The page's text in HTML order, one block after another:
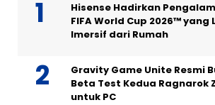
Hisense Hadirkan
FIFA World Cup 2026™ yang
Imersif dari Rumah
Gravity Game Unite Resmi
Beta Test Kedua Ragnarok
untuk PC